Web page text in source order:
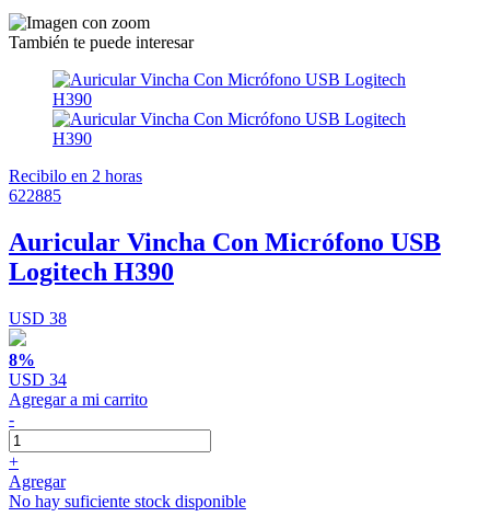
También te puede interesar
Recibilo en 2 horas
622885
Auricular Vincha Con Micrófono USB
Logitech H390
USD 38
8%
USD 34
Agregar a mi carrito
-
+
Agregar
No hay suficiente stock disponible